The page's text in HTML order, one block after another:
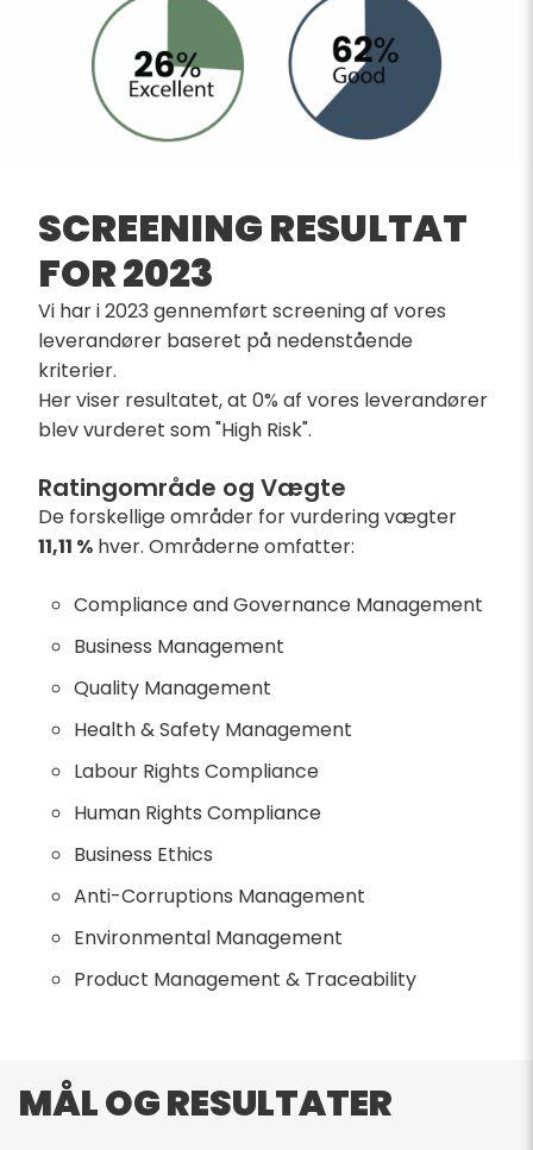
SCREENING RESULTAT
FOR 2023
Vi har i 2023 gennemført screening af vores
leverandører baseret på nedenstående
kriterier.
Her viser resultatet, at 0% af vores leverandører
blev vurderet som "High Risk".
Ratingområde og Vægte
De forskellige områder for vurdering vægter
11,11 % hver. Områderne omfatter:
Compliance and Governance Management
Business Management
Quality Management
Health & Safety Management
Labour Rights Compliance
Human Rights Compliance
Business Ethics
Anti-Corruptions Management
Environmental Management
Product Management & Traceability
MÅL OG RESULTATER